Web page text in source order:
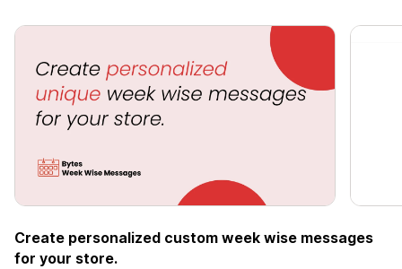
Create personalized custom week wise messages
for your store.